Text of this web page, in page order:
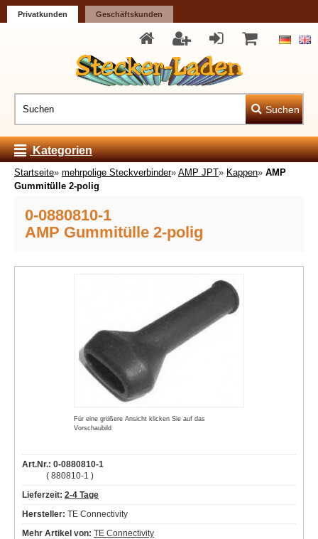
Privatkunden Geschäftskunden
Suchen
Kategorien
Startseite» mehrpolige Steckverbinder» AMP JPT» Kappen» AMP
Gummitülle 2-polig
0-0880810-1
AMP Gummitülle 2-polig
Für eine größere Ansicht klicken Sie auf das
Vorschaubild
Art.Nr.: 0-0880810-1
( 880810-1 )
Lieferzeit: 2-4 Tage
Hersteller: TE Connectivity
Mehr Artikel von: TE Connectivity